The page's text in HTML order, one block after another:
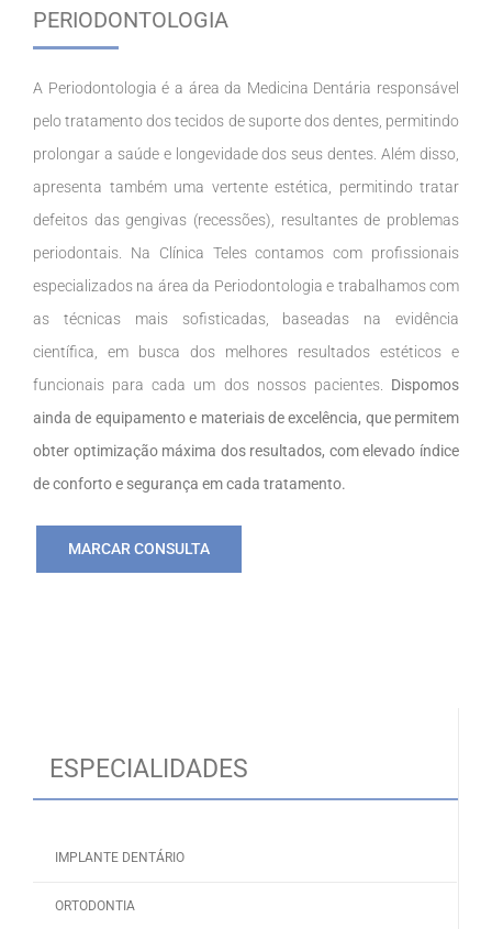
PERIODONTOLOGIA
A Periodontologia é a área da Medicina Dentária responsável
pelo tratamento dos tecidos de suporte dos dentes, permitindo
prolongar a saúde e longevidade dos seus dentes. Além disso,
apresenta também uma vertente estética, permitindo tratar
defeitos das gengivas (recessões), resultantes de problemas
periodontais. Na Clínica Teles contamos com profissionais
especializados na área da Periodontologia e trabalhamos com
as técnicas mais sofisticadas, baseadas na evidência
científica, em busca dos melhores resultados estéticos e
funcionais para cada um dos nossos pacientes. Dispomos
ainda de equipamento e materiais de excelência, que permitem
obter optimização máxima dos resultados, com elevado índice
de conforto e segurança em cada tratamento.
MARCAR CONSULTA
ESPECIALIDADES
IMPLANTE DENTÁRIO
ORTODONTIA